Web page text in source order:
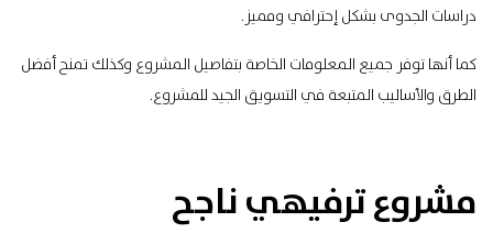
دراسات الجدوى بشكل إحترافي ومميز.
كما أنها توفر جميع المعلومات الخاصة بتفاصيل المشروع وكذلك تمنح أفضل
الطرق والأساليب المتبعة في التسويق الجيد للمشروع.
مشروع ترفيهي ناجح